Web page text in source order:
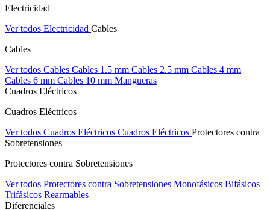
Electricidad
Ver todos Electricidad Cables
Cables
Ver todos Cables Cables 1.5 mm Cables 2.5 mm Cables 4 mm
Cables 6 mm Cables 10 mm Mangueras
Cuadros Eléctricos
Cuadros Eléctricos
Ver todos Cuadros Eléctricos Cuadros Eléctricos Protectores contra
Sobretensiones
Protectores contra Sobretensiones
Ver todos Protectores contra Sobretensiones Monofásicos Bifásicos
Trifásicos Rearmables
Diferenciales